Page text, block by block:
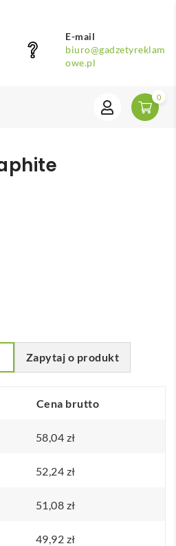
E-mail
biuro@gadzetyreklam
owe.pl
0
Zapytaj o produkt
Cena brutto
58,04 zł
52,24 zł
51,08 zł
49,92 zł